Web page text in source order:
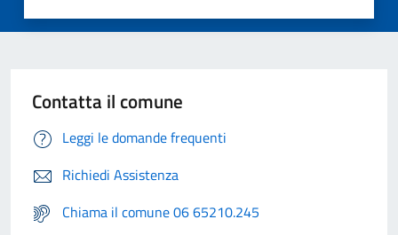
Contatta il comune
Leggi le domande frequenti
Richiedi Assistenza
Chiama il comune 06 65210.245